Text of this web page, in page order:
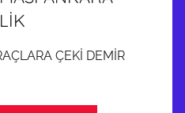
ÇEKİ DEMİR